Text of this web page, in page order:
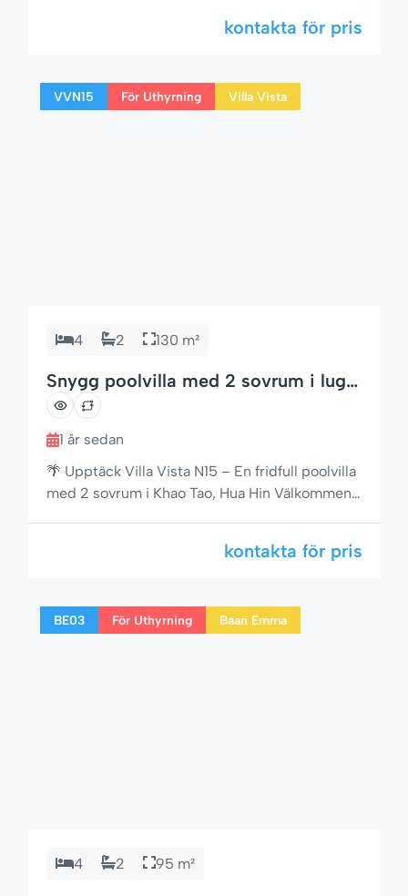
Hua Hin. Bara en kort promenad från stranden
valet för familjer, par eller alla som söker en
avkopplande […]
kontakta för pris
VVN15 För Uthyrning Villa Vista
4 2 130 m²
Snygg poolvilla med 2 sovrum i lugnt
område i Hua Hin
1 år sedan
🌴 Upptäck Villa Vista N15 – En fridfull poolvilla
med 2 sovrum i Khao Tao, Hua Hin Välkommen
km söder om Hua Hin, i det fridfulla och
Denna villa på 130 kvm erbjuder en […]
kontakta för pris
BE03 För Uthyrning Baan Emma
4 2 95 m²